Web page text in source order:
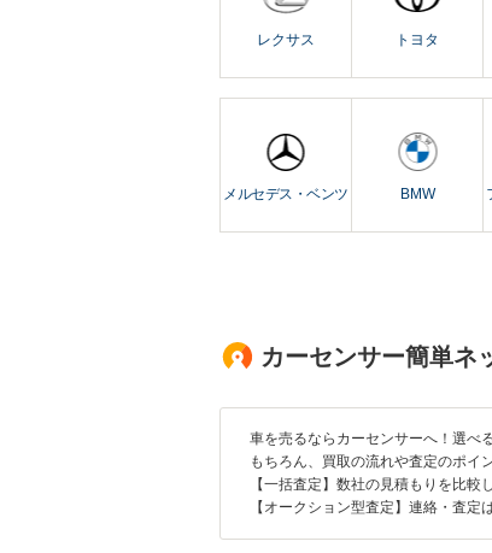
レクサス トヨタ
メルセデス・ベンツ BMW
カーセンサー簡単ネ
車を売るならカーセンサーへ！選べ
もちろん、買取の流れや査定のポイ
【一括査定】数社の見積もりを比較
【オークション型査定】連絡・査